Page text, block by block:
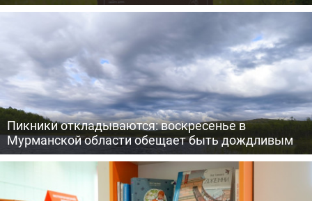
Пикники откладываются: воскресенье в
Мурманской области обещает быть дождливым